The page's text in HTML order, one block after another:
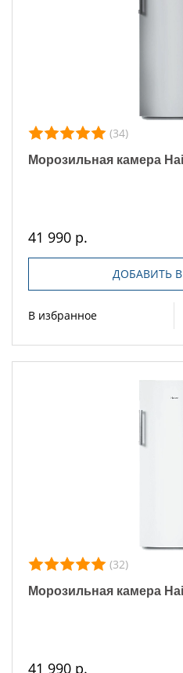
(34)
Морозильная камера
41 990 р.
ДОБАВИТЬ
В избранное
(32)
Морозильная камера
41 990 р.